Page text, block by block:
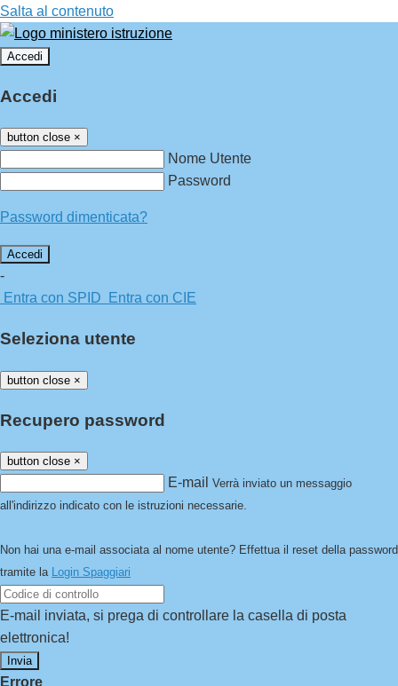
Salta al contenuto
Accedi
Accedi
button close ×
Nome Utente
Password
Password dimenticata?
-
Entra con SPID
Entra con CIE
Seleziona utente
button close ×
Recupero password
button close ×
E-mail Verrà inviato un messaggio
all'indirizzo indicato con le istruzioni necessarie.
Non hai una e-mail associata al nome utente? Effettua il reset della password
tramite la Login Spaggiari
E-mail inviata, si prega di controllare la casella di posta
elettronica!
Errore